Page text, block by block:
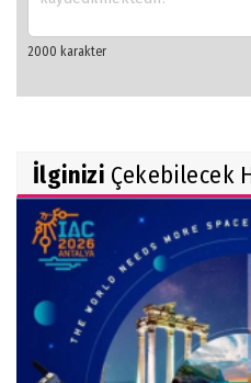
İlginizi Çekebilecek